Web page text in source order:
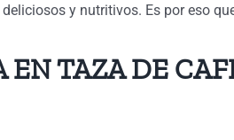
y nutritivos. Es por eso
EN TAZA DE